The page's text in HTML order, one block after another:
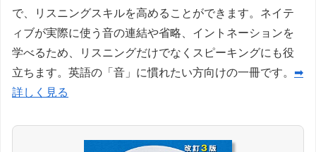
で、リスニングスキルを高めることができます。ネイテ
ィブが実際に使う音の連結や省略、イントネーションを
学べるため、リスニングだけでなくスピーキングにも役
立ちます。英語の「音」に慣れたい方向けの一冊です。 ➡
詳しく見る